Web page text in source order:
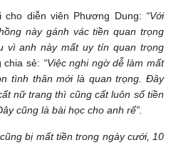
diễn viên Phương Dung: “Với
này gánh vác tiền quan trọng
vì anh này mất uy tín quan trọng
chia sẻ: “Việc nghi ngờ dễ làm mất
tình thân mới là quan trọng . Đây
nữ trang thì cũng cất luôn số tiền
cũng là bài học cho anh rể”
cũng bị mất tiềntrong ngày cưới, 10